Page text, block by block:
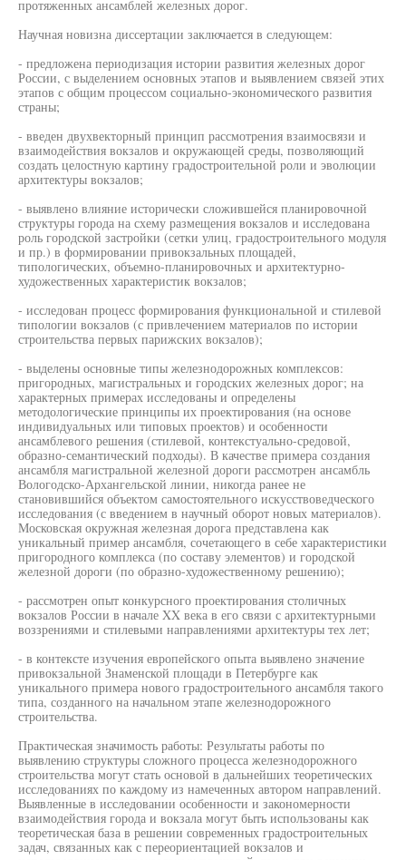
протяженных ансамблей железных дорог.
Научная новизна диссертации заключается в следующем:
- предложена периодизация истории развития железных дорог
России, с выделением основных этапов и выявлением связей этих
этапов с общим процессом социально-экономического развития
страны;
- введен двухвекторный принцип рассмотрения взаимосвязи и
взаимодействия вокзалов и окружающей среды, позволяющий
создать целостную картину градостроительной роли и эволюции
архитектуры вокзалов;
- выявлено влияние исторически сложившейся планировочной
структуры города на схему размещения вокзалов и исследована
роль городской застройки (сетки улиц, градостроительного модуля
и пр.) в формировании привокзальных площадей,
типологических, объемно-планировочных и архитектурно-
художественных характеристик вокзалов;
- исследован процесс формирования функциональной и стилевой
типологии вокзалов (с привлечением материалов по истории
строительства первых парижских вокзалов);
- выделены основные типы железнодорожных комплексов:
пригородных, магистральных и городских железных дорог; на
характерных примерах исследованы и определены
методологические принципы их проектирования (на основе
индивидуальных или типовых проектов) и особенности
ансамблевого решения (стилевой, контекстуально-средовой,
образно-семантический подходы). В качестве примера создания
ансамбля магистральной железной дороги рассмотрен ансамбль
Вологодско-Архангельской линии, никогда ранее не
становившийся объектом самостоятельного искусствоведческого
исследования (с введением в научный оборот новых материалов).
Московская окружная железная дорога представлена как
уникальный пример ансамбля, сочетающего в себе характеристики
пригородного комплекса (по составу элементов) и городской
железной дороги (по образно-художественному решению);
- рассмотрен опыт конкурсного проектирования столичных
вокзалов России в начале XX века в его связи с архитектурными
воззрениями и стилевыми направлениями архитектуры тех лет;
- в контексте изучения европейского опыта выявлено значение
привокзальной Знаменской площади в Петербурге как
уникального примера нового градостроительного ансамбля такого
типа, созданного на начальном этапе железнодорожного
строительства.
Практическая значимость работы: Результаты работы по
выявлению структуры сложного процесса железнодорожного
строительства могут стать основой в дальнейших теоретических
исследованиях по каждому из намеченных автором направлений.
Выявленные в исследовании особенности и закономерности
взаимодействия города и вокзала могут быть использованы как
теоретическая база в решении современных градостроительных
задач, связанных как с переориентацией вокзалов и